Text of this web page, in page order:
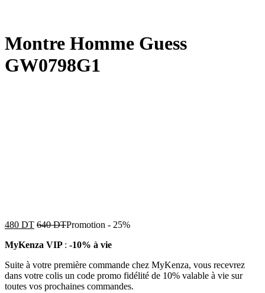
Montre Homme Guess
GW0798G1
480 DT 640DTPromotion - 25%
MyKenza VIP : -10% à vie
Suite à votre première commande chez MyKenza, vous recevrez
dans votre colis un code promo fidélité de 10% valable à vie sur
toutes vos prochaines commandes.